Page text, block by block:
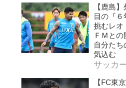
【鹿島
目の『６
挑むレオ
ＦＭと
自分た
気込む
サッカ
【FC東